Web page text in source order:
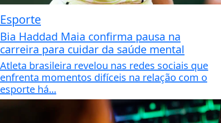
Esporte
Bia Haddad Maia confirma pausa na
carreira para cuidar da saúde mental
Atleta brasileira revelou nas redes sociais que
enfrenta momentos difíceis na relação com o
esporte há...